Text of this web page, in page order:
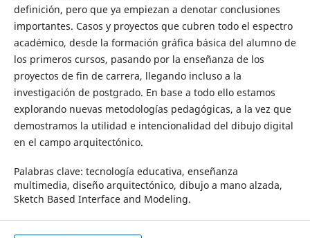
definición, pero que ya empiezan a denotar conclusiones
importantes. Casos y proyectos que cubren todo el espectro
académico, desde la formación gráfica básica del alumno de
los primeros cursos, pasando por la enseñanza de los
proyectos de fin de carrera, llegando incluso a la
investigación de postgrado. En base a todo ello estamos
explorando nuevas metodologías pedagógicas, a la vez que
demostramos la utilidad e intencionalidad del dibujo digital
en el campo arquitectónico.
Palabras clave: tecnología educativa, enseñanza
multimedia, diseño arquitectónico, dibujo a mano alzada,
Sketch Based Interface and Modeling.